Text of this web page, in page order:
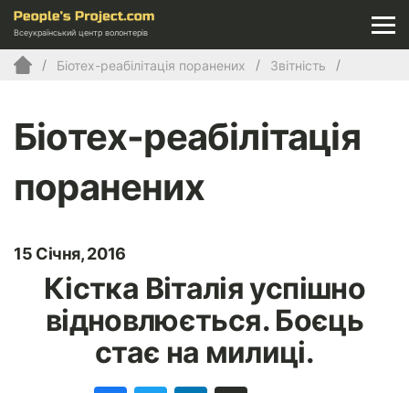
Всеукраїнський центр волонтерів
Біотех-реабілітація поранених Звітність
Біотех-реабілітація
поранених
15 Січня, 2016
Кістка Віталія успішно
відновлюється. Боєць
стає на милиці.